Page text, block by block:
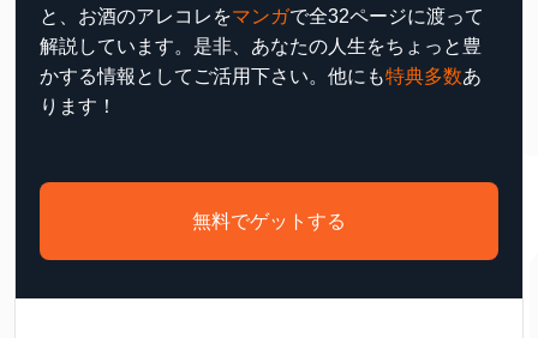
と、お酒のアレコレをマンガで全32ページに渡って
解説しています。是非、あなたの人生をちょっと豊
かする情報としてご活用下さい。他にも特典多数あ
ります！
無料でゲットする